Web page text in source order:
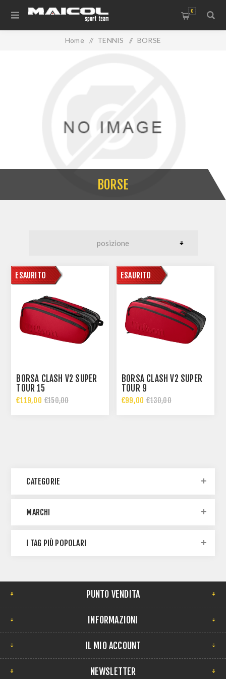
0
Home / TENNIS / BORSE
BORSE
DISPONIBILE
ESAURITO
BORSA CLASH V2 SUPER
TOUR 15
€119,00 €150,00
DISPONIBILE
ESAURITO
BORSA CLASH V2 SUPER
TOUR 9
€99,00 €130,00
CATEGORIE
MARCHI
I TAG PIÙ POPOLARI
PUNTO VENDITA
INFORMAZIONI
IL MIO ACCOUNT
NEWSLETTER